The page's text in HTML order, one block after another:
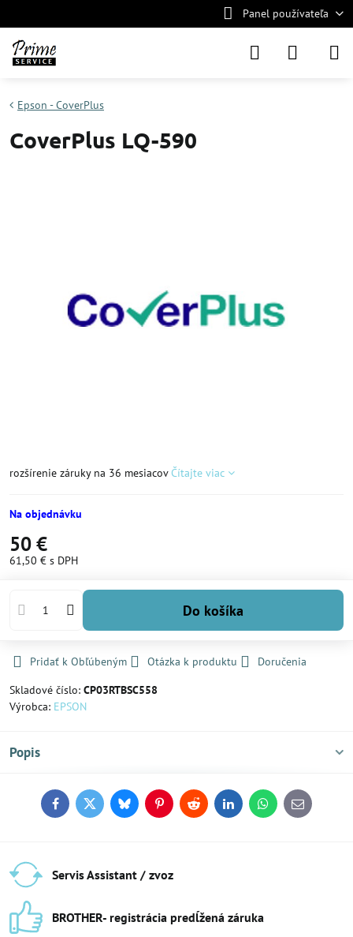
Panel používateľa
Epson - CoverPlus
CoverPlus LQ-590
rozšírenie záruky na 36 mesiacovČítajte viac
Na objednávku
50 €
61,50 € s DPH
Do košíka
Pridať k Obľúbeným Otázka k produktu
Doručenia
Skladové číslo: CP03RTBSC558
Výrobca: EPSON
Popis
FacebookTwitterBlueskyPinterestReddit LinkedInWhatsApp
E-
mail
Servis Assistant / zvoz
BROTHER- registrácia predĺžená záruka